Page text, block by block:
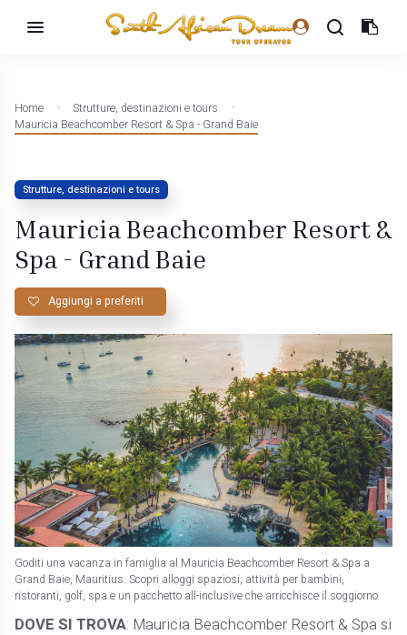
Home
Strutture, destinazioni e tours
Mauricia Beachcomber Resort & Spa - Grand Baie
Strutture, destinazioni e tours
Mauricia Beachcomber Resort &
Spa - Grand Baie
Aggiungi a preferiti
Goditi una vacanza in famiglia al Mauricia Beachcomber Resort & Spa a
Grand Baie, Mauritius. Scopri alloggi spaziosi, attività per bambini,
ristoranti, golf, spa e un pacchetto all-inclusive che arricchisce il soggiorno.
DOVE SI TROVA: Mauricia Beachcomber Resort & Spa si